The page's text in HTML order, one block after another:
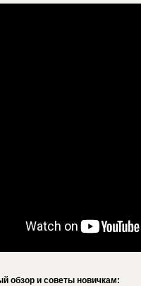
обзор и советы новичкам: